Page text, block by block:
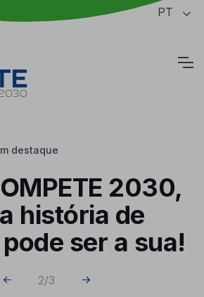
principal da página PT
destaque
2030,
história de
ser a sua!
2/3